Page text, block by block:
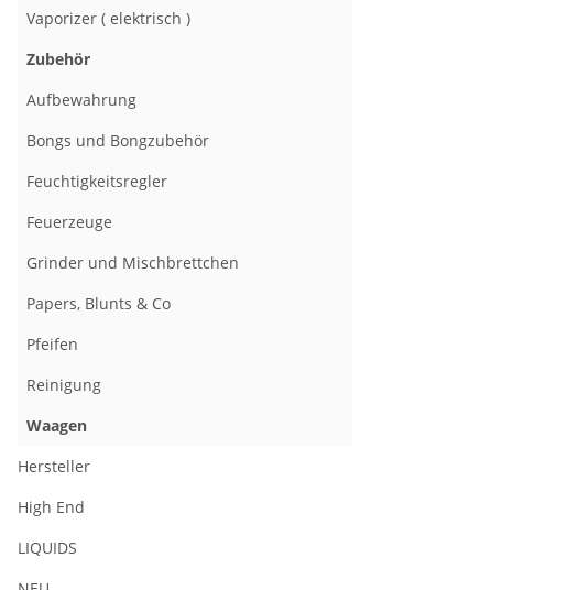
Vaporizer ( elektrisch )
Zubehör
Aufbewahrung
Bongs und Bongzubehör
Feuchtigkeitsregler
Feuerzeuge
Grinder und Mischbrettchen
Papers, Blunts & Co
Pfeifen
Reinigung
Waagen
Hersteller
High End
LIQUIDS